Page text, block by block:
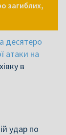
загиблих,
десятеро
атаки на
в
удар по